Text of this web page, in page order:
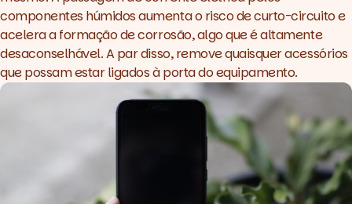
componentes húmidos aumenta o risco de curto-circuito e
acelera a formação de corrosão, algo que é altamente
desaconselhável. A par disso, remove quaisquer acessórios
que possam estar ligados à porta do equipamento.